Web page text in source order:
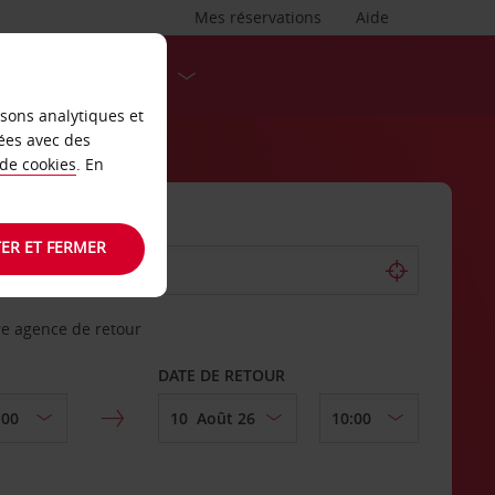
Aide
Mes réservations
agence de retour
DATE DE RETOUR
analytiques et
avec des
cookies. En
ET FERMER